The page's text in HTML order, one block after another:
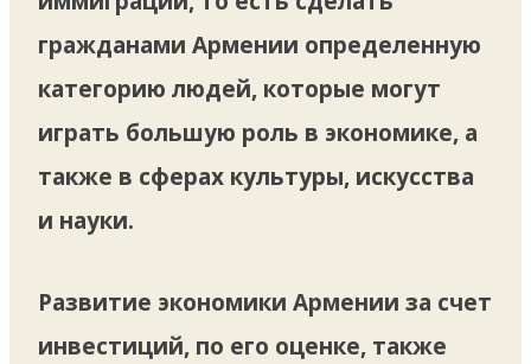
гражданами Армении определенную
категорию людей, которые могут
играть большую роль в экономике, а
также в сферах культуры, искусства
и науки.
Развитие экономики Армении за счет
инвестиций, по его оценке, также